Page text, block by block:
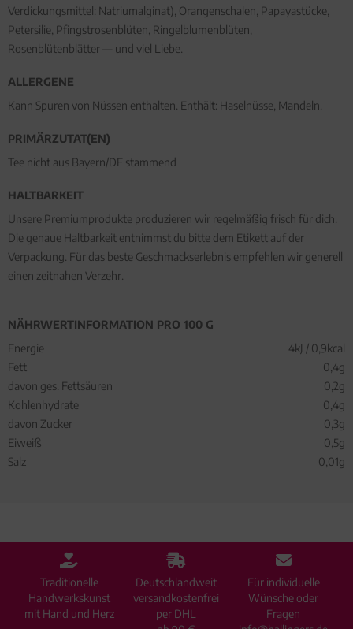
Verdickungsmittel: Natriumalginat), Orangenschalen, Papayastücke,
Petersilie, Pfingstrosenblüten, Ringelblumenblüten,
Rosenblütenblätter — und viel Liebe.
ALLERGENE
Kann Spuren von Nüssen enthalten. Enthält: Haselnüsse, Mandeln.
PRIMÄRZUTAT(EN)
Tee nicht aus Bayern/DE stammend
HALTBARKEIT
Unsere Premiumprodukte produzieren wir regelmäßig frisch für dich.
Die genaue Haltbarkeit entnimmst du bitte dem Etikett auf der
Verpackung. Für das beste Geschmackserlebnis empfehlen wir generell
einen zeitnahen Verzehr.
NÄHRWERTINFORMATION PRO 100 G
Energie
4kJ / 0,9kcal
Fett
0,4g
davon ges. Fettsäuren
0,2g
Kohlenhydrate
0,4g
davon Zucker
0,3g
Eiweiß
0,5g
Salz
0,01g
Traditionelle
Handwerkskunst
mit Hand und Herz
Deutschlandweit
versandkostenfrei
per DHL
Für individuelle
Wünsche oder
Fragen